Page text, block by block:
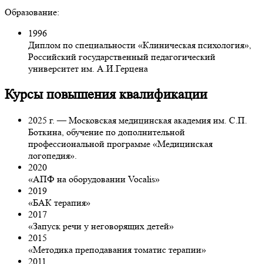
Образование:
1996
Диплом по специальности «Клиническая психология»,
Российский государственный педагогический
университет им. А.И.Герцена
Курсы повышения квалификации
2025 г. — Московская медицинская академия им. С.П.
Боткина, обучение по дополнительной
профессиональной программе «Медицинская
логопедия».
2020
«АПФ на оборудовании Vocalis»
2019
«БАК терапия»
2017
«Запуск речи у неговорящих детей»
2015
«Методика преподавания томатис терапии»
2011